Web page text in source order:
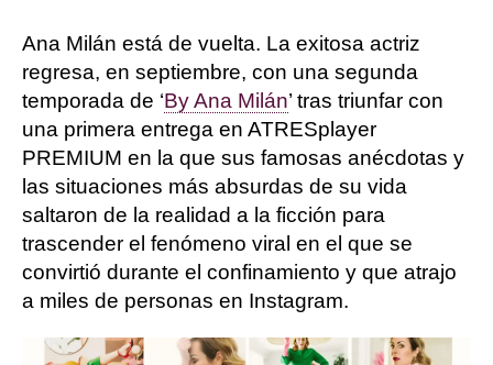
Ana Milán está de vuelta. La exitosa actriz
regresa, en septiembre, con una segunda
temporada de ‘By Ana Milán’ tras triunfar con
una primera entrega en ATRESplayer
PREMIUM en la que sus famosas anécdotas y
las situaciones más absurdas de su vida
saltaron de la realidad a la ficción para
trascender el fenómeno viral en el que se
convirtió durante el confinamiento y que atrajo
a miles de personas en Instagram.